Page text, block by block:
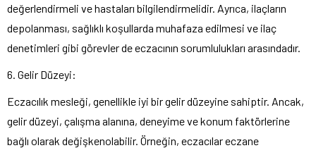
değerlendirmeli ve hastaları bilgilendirmelidir. Ayrıca, ilaçların
depolanması, sağlıklı koşullarda muhafaza edilmesi ve ilaç
denetimleri gibi görevler de eczacının sorumlulukları arasındadır.
6. Gelir Düzeyi:
Eczacılık mesleği, genellikle iyi bir gelir düzeyine sahiptir. Ancak,
gelir düzeyi, çalışma alanına, deneyime ve konum faktörlerine
bağlı olarak değişkenolabilir. Örneğin, eczacılar eczane